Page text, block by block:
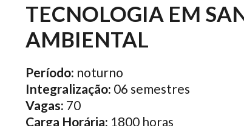
TECNOLOGIA EM
AMBIENTAL
Período: noturno
Integralização: 06 semestres
Vagas: 70
Carga Horária: 1800 horas